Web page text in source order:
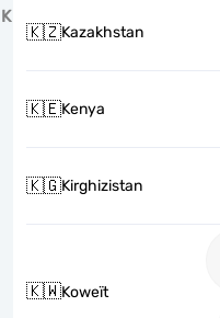
K
🇰🇿Kazakhstan
🇰🇪Kenya
🇰🇬Kirghizistan
🇰🇼Koweït